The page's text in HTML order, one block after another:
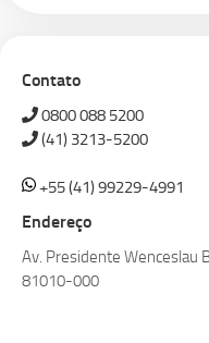
Contato
0800 088 5200
(41) 3213-5200
+55 (41) 99229-4991
Endereço
Av. Presidente Wenceslau
81010-000